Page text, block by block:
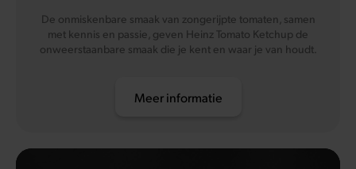
De onmiskenbare smaak van zongerijpte tomaten, samen
met kennis en passie, geven Heinz Tomato Ketchup de
onweerstaanbare smaak die je kent en waar je van houdt.
Meer informatie